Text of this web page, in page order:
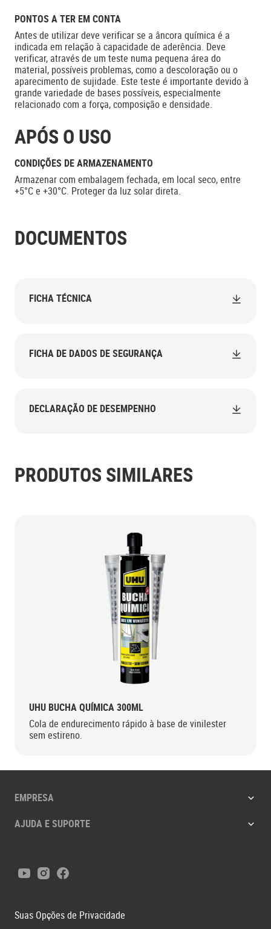
PONTOS A TER EM CONTA
Antes de utilizar deve verificar se a âncora química é a
indicada em relação à capacidade de aderência. Deve
verificar, através de um teste numa pequena área do
material, possíveis problemas, como a descoloração ou o
aparecimento de sujidade. Este teste é importante devido à
grande variedade de bases possíveis, especialmente
relacionado com a força, composição e densidade.
APÓS O USO
CONDIÇÕES DE ARMAZENAMENTO
Armazenar com embalagem fechada, em local seco, entre
+5°C e +30°C. Proteger da luz solar direta.
DOCUMENTOS
FICHA TÉCNICA
FICHA DE DADOS DE SEGURANÇA
DECLARAÇÃO DE DESEMPENHO
PRODUTOS SIMILARES
UHU BUCHA QUÍMICA 300ML
Cola de endurecimento rápido à base de vinilester
sem estireno.
EMPRESA
AJUDA E SUPORTE
YoutubeInstagram
Facebook
Suas Opções de Privacidade